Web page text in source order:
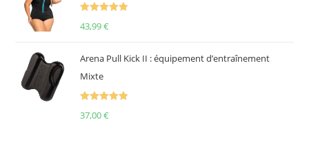
43,99€
Arena Pull Kick II : équipement d’entraînement
Mixte
37,00€